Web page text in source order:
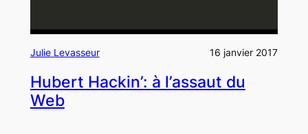
Julie Levasseur 16 janvier 2017
Hubert Hackin’: à l’assaut du
Web